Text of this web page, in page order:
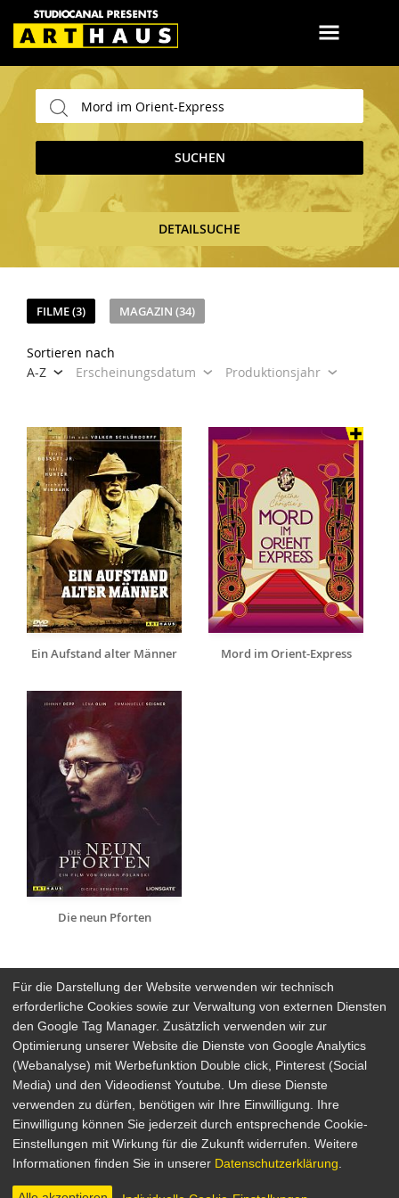
SUCHEN
DETAILSUCHE
FILME (3) MAGAZIN (34)
Sortieren nach
A-Z
Erscheinungsdatum Produktionsjahr
Ein Aufstand alter Männer Mord im Orient-Express
Die neun Pforten
Arthaus Stores
Social Media
Detailsuche
Newsletter
Über Arthaus
Impressum
Datenschutz
AGB
Für die Darstellung der Website verwenden wir technisch
erforderliche Cookies sowie zur Verwaltung von externen Diensten
den Google Tag Manager. Zusätzlich verwenden wir zur
Optimierung unserer Website die Dienste von Google Analytics
(Webanalyse) mit Werbefunktion Double click, Pinterest (Social
Media) und den Videodienst Youtube. Um diese Dienste
verwenden zu dürfen, benötigen wir Ihre Einwilligung. Ihre
Einwilligung können Sie jederzeit durch entsprechende Cookie-
Einstellungen mit Wirkung für die Zukunft widerrufen. Weitere
Informationen finden Sie in unserer Datenschutzerklärung